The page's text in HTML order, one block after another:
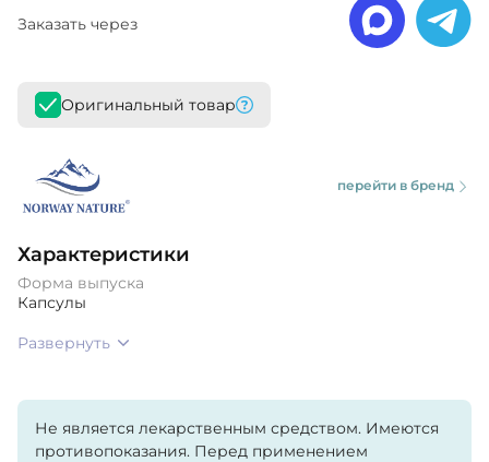
Заказать через
Оригинальный товар
перейти в бренд
Характеристики
Форма выпуска
Капсулы
Развернуть
Не является лекарственным средством. Имеются
противопоказания. Перед применением